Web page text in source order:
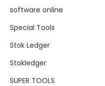
software online
Special Tools
Stok Ledger
Stokledger
SUPER TOOLS